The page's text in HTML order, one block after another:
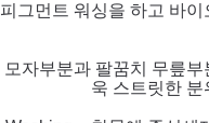
피그먼트 워싱을 하고 바
모자부분과 팔꿈치 무릎
욱 스트릿한